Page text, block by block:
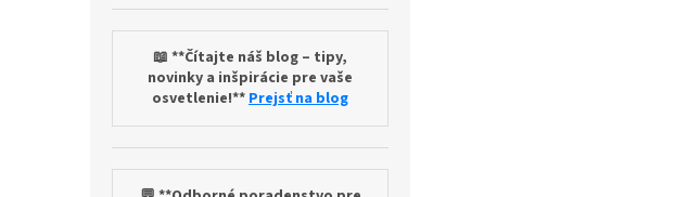
📖 **Čítajte náš blog – tipy,
novinky a inšpirácie pre vaše
osvetlenie!**Prejsť na blog